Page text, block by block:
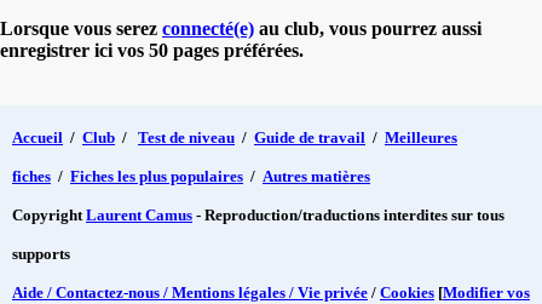
Lorsque vous serez connecté(e) au club, vous pourrez aussi
enregistrer ici vos 50 pages préférées.
Accueil / Club / Test de niveau / Guide de travail / Meilleures
fiches / Fiches les plus populaires / Autres matières
CopyrightLaurent Camus - Reproduction/traductions interdites sur tous
supports
Aide / Contactez-nous / Mentions légales / Vie privée / Cookies [Modifier vos